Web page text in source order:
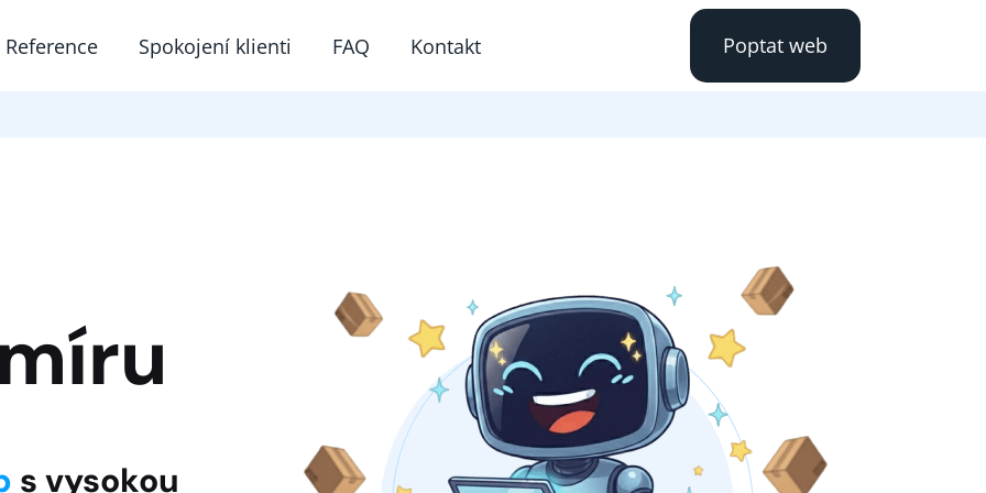
Reference Spokojení klienti FAQ Kontakt Poptat web
s vysokou